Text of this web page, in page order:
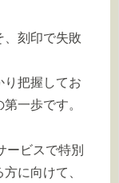
、刻印で失敗
り把握してお
一歩です。
ービスで特別
に向けて、